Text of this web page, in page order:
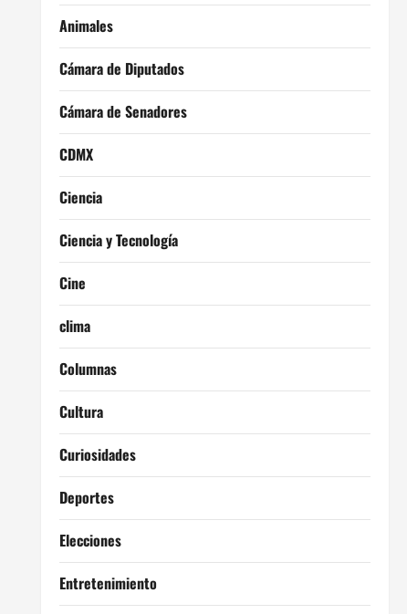
Animales
Cámara de Diputados
Cámara de Senadores
CDMX
Ciencia
Ciencia y Tecnología
Cine
clima
Columnas
Cultura
Curiosidades
Deportes
Elecciones
Entretenimiento